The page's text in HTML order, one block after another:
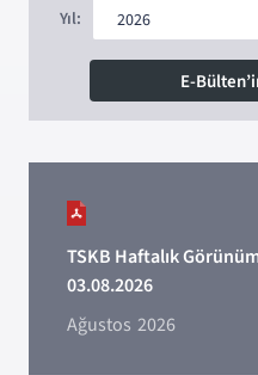
Yıl:
E-
TSKB Haftalık
03.08.2026
Ağustos 2026